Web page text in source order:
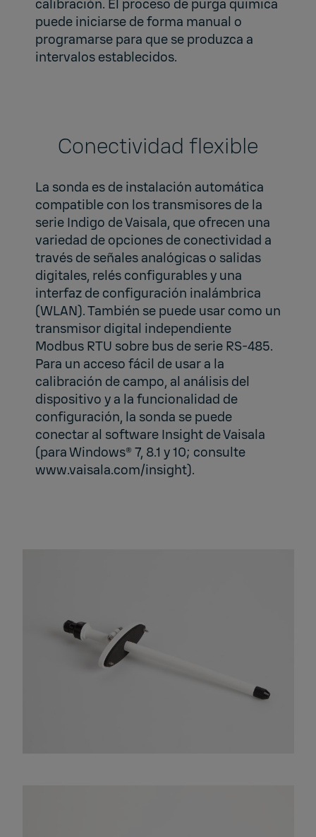
calibración. El proceso de purga química
puede iniciarse de forma manual o
programarse para que se produzca a
intervalos establecidos.
Conectividad flexible
La sonda es de instalación automática
compatible con los transmisores de la
serie Indigo de Vaisala, que ofrecen una
variedad de opciones de conectividad a
través de señales analógicas o salidas
digitales, relés configurables y una
interfaz de configuración inalámbrica
(WLAN). También se puede usar como un
transmisor digital independiente
Modbus RTU sobre bus de serie RS-485.
Para un acceso fácil de usar a la
calibración de campo, al análisis del
dispositivo y a la funcionalidad de
configuración, la sonda se puede
conectar al software Insight de Vaisala
(para Windows® 7, 8.1 y 10; consulte
www.vaisala.com/insight).